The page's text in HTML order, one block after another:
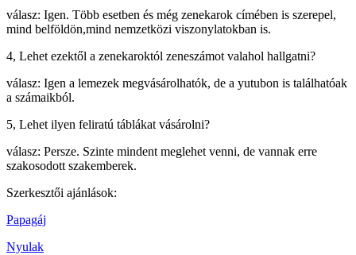
válasz: Igen. Több esetben és még zenekarok címében is szerepel,
mind belföldön,mind nemzetközi viszonylatokban is.
4, Lehet ezektől a zenekaroktól zeneszámot valahol hallgatni?
válasz: Igen a lemezek megvásárolhatók, de a yutubon is találhatóak
a számaikból.
5, Lehet ilyen feliratú táblákat vásárolni?
válasz: Persze. Szinte mindent meglehet venni, de vannak erre
szakosodott szakemberek.
Szerkesztői ajánlások:
Papagáj
Nyulak